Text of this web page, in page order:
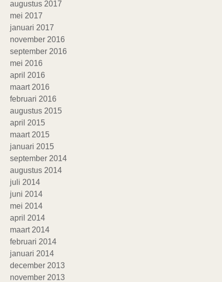
augustus 2017
mei 2017
januari 2017
november 2016
september 2016
mei 2016
april 2016
maart 2016
februari 2016
augustus 2015
april 2015
maart 2015
januari 2015
september 2014
augustus 2014
juli 2014
juni 2014
mei 2014
april 2014
maart 2014
februari 2014
januari 2014
december 2013
november 2013